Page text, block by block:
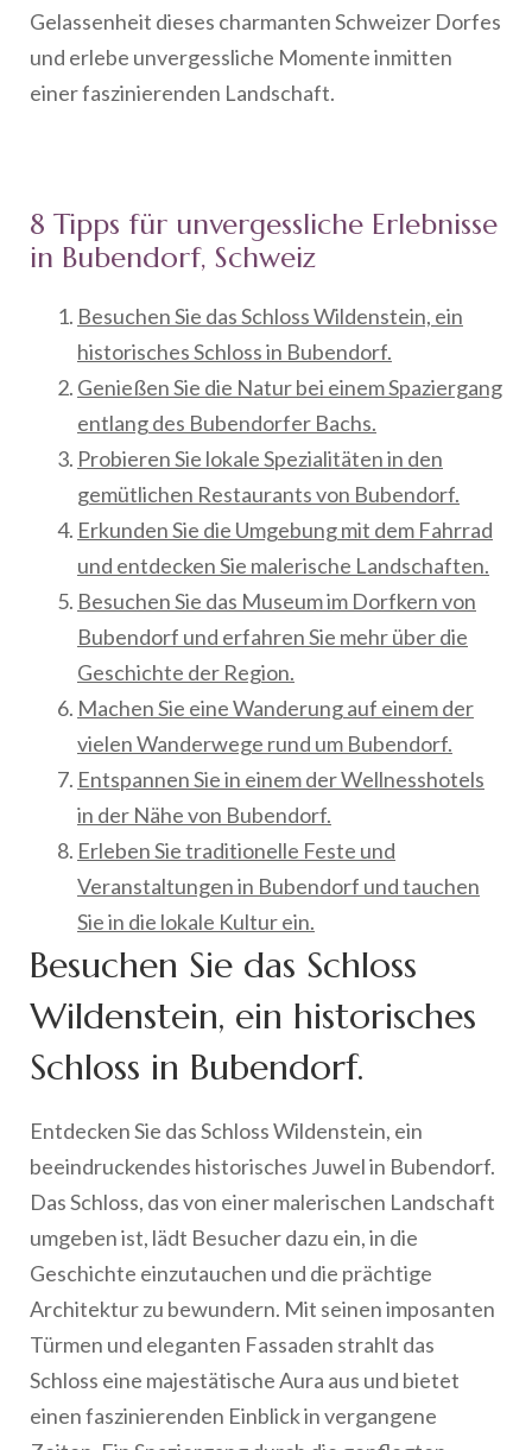
Gelassenheit dieses charmanten Schweizer Dorfes
und erlebe unvergessliche Momente inmitten
einer faszinierenden Landschaft.
8 Tipps für unvergessliche Erlebnisse
in Bubendorf, Schweiz
Besuchen Sie das Schloss Wildenstein, ein
historisches Schloss in Bubendorf.
Genießen Sie die Natur bei einem Spaziergang
entlang des Bubendorfer Bachs.
Probieren Sie lokale Spezialitäten in den
gemütlichen Restaurants von Bubendorf.
Erkunden Sie die Umgebung mit dem Fahrrad
und entdecken Sie malerische Landschaften.
Besuchen Sie das Museum im Dorfkern von
Bubendorf und erfahren Sie mehr über die
Geschichte der Region.
Machen Sie eine Wanderung auf einem der
vielen Wanderwege rund um Bubendorf.
Entspannen Sie in einem der Wellnesshotels
in der Nähe von Bubendorf.
Erleben Sie traditionelle Feste und
Veranstaltungen in Bubendorf und tauchen
Sie in die lokale Kultur ein.
Besuchen Sie das Schloss
Wildenstein, ein historisches
Schloss in Bubendorf.
Entdecken Sie das Schloss Wildenstein, ein
beeindruckendes historisches Juwel in Bubendorf.
Das Schloss, das von einer malerischen Landschaft
umgeben ist, lädt Besucher dazu ein, in die
Geschichte einzutauchen und die prächtige
Architektur zu bewundern. Mit seinen imposanten
Türmen und eleganten Fassaden strahlt das
Schloss eine majestätische Aura aus und bietet
einen faszinierenden Einblick in vergangene